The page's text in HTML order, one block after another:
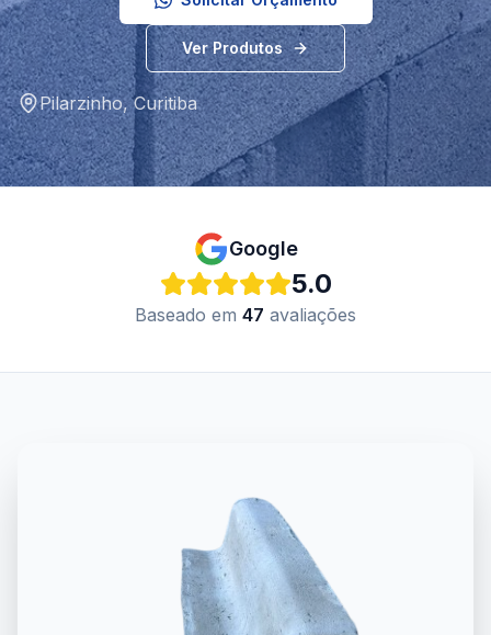
Ver Produtos
Pilarzinho,Curitiba
Google
5.0
Baseado em 47 avaliações